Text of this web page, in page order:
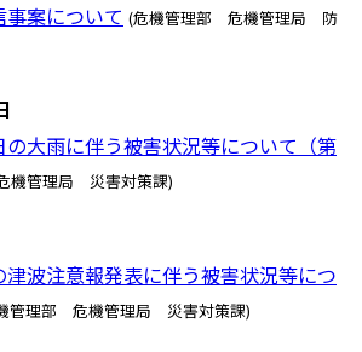
案について (危機管理部 危機管理局 防
大雨に伴う被害状況等について（第
機管理局 災害対策課)
波注意報発表に伴う被害状況等につ
管理部 危機管理局 災害対策課)